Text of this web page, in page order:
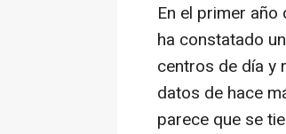
En el primer
ha constatado
centros de día y
datos de hace
parece que se